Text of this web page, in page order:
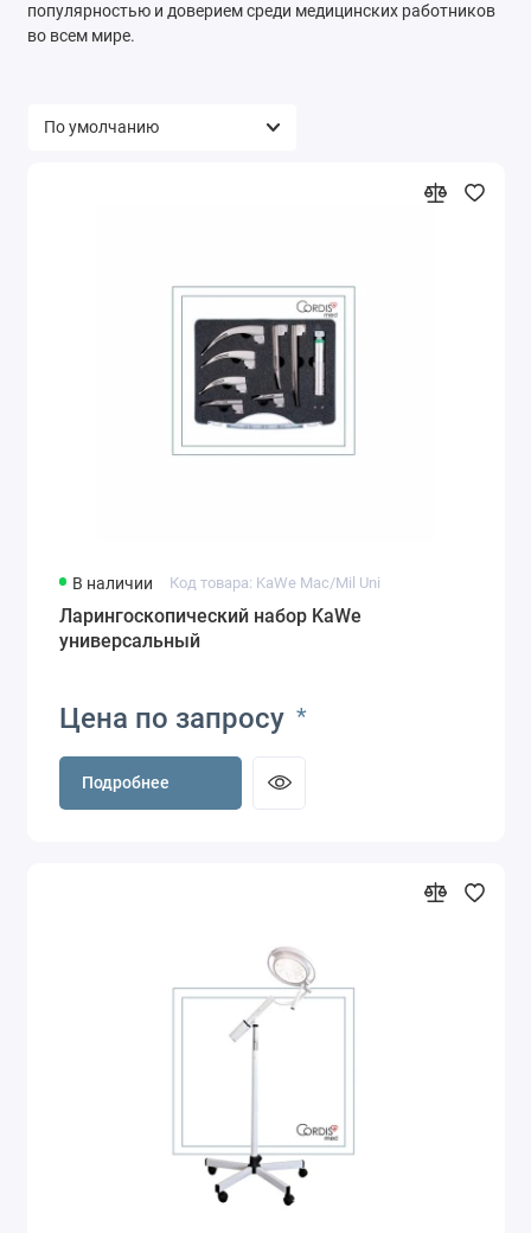
популярностью и доверием среди медицинских работников
во всем мире.
В наличии Код товара: KaWe Mac/Mil Uni
Ларингоскопический набор KaWe
универсальный
Цена по запросу *
Подробнее